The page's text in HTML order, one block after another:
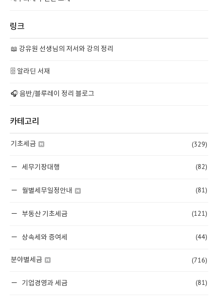
링크
📖 강유원 선생님의 저서와 강의 정리
🗄️ 알라딘 서재
🎧 음반/블루레이 정리 블로그
카테고리
기초세금 (329)
세무기장대행 (82)
월별세무일정안내 (81)
부동산 기초세금 (121)
상속세와 증여세 (44)
분야별세금 (716)
기업경영과 세금 (81)